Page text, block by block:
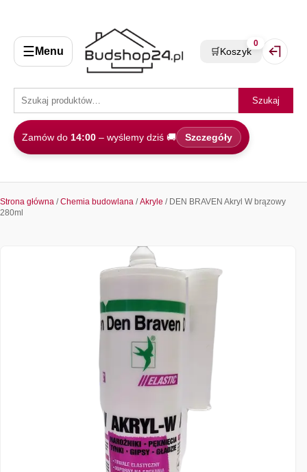
☰ Menu
Szukaj
Zamów do 14:00 – wyślemy dziś 🚚 Szczegóły
🛒Koszyk
0
Strona główna /Chemia budowlana /Akryle / DEN BRAVEN Akryl W brązowy
280ml